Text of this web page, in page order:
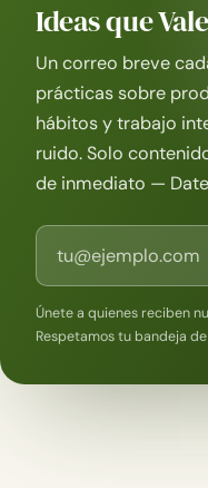
Ideas que
Un correo breve
prácticas sobre
hábitos y trabajo
ruido. Solo
de inmediato —
Correo electrónico
Únete a quienes reciben
Respetamos tu bandeja